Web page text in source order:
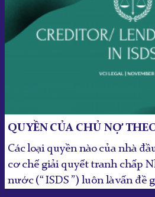
QUYỀN CỦA CHỦ NỢ
Các loại quyền nào của nhà
cơ chế giải quyết tranh chấp
nước (“ ISDS ”) luôn là vấn đề